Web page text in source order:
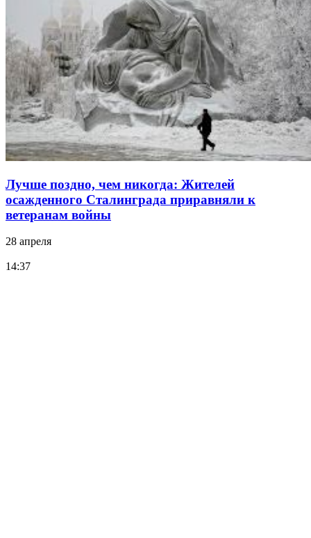
Лучше поздно, чем никогда: Жителей
осажденного Сталинграда приравняли к
ветеранам войны
28 апреля
14:37